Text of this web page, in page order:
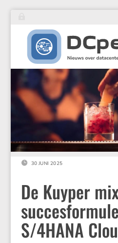
 30 JUNI 2025
De Kuyper
S/​4HANA